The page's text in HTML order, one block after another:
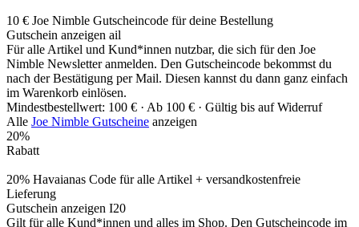
10 € Joe Nimble Gutscheincode für deine Bestellung
Gutschein anzeigen ail
Für alle Artikel und Kund*innen nutzbar, die sich für den Joe
Nimble Newsletter anmelden. Den Gutscheincode bekommst du
nach der Bestätigung per Mail. Diesen kannst du dann ganz einfach
im Warenkorb einlösen.
Mindestbestellwert: 100 € · Ab 100 € · Gültig bis auf Widerruf
Alle Joe Nimble Gutscheine anzeigen
20%
Rabatt
20% Havaianas Code für alle Artikel + versandkostenfreie
Lieferung
Gutschein anzeigen I20
Gilt für alle Kund*innen und alles im Shop. Den Gutscheincode im